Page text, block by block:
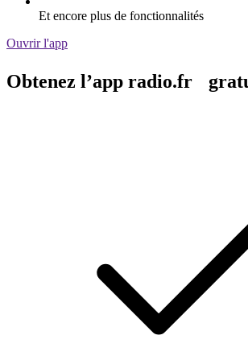
Et encore plus de fonctionnalités
Ouvrir l'app
Obtenez l’app radio.fr